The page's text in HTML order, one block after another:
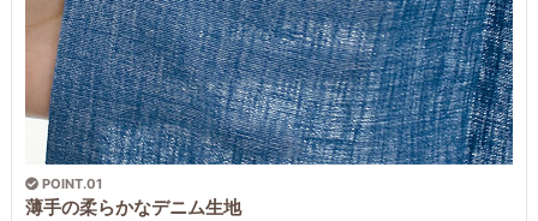
POINT.01
薄手の柔らかなデニム生地